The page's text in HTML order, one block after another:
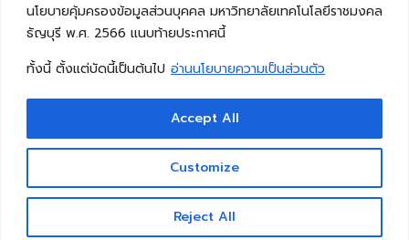
นโยบายคุ้มครองข้อมูลส่วนบุคคล มหาวิทยาลัยเทคโนโลยีราชมงคล
ธัญบุรี พ.ศ. 2566 แนบท้ายประกาศนี้
ทั้งนี้ ตั้งแต่บัดนี้เป็นต้นไป อ่านนโยบายความเป็นส่วนตัว
Customize
Reject All
Accept All
Copyright © 2026 คณะวิศวกรรมศาสตร์ มหาวิทยาลัย
เทคโนโลยีราชมงคลธัญบุรี